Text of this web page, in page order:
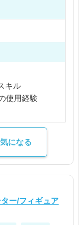
対応
途支給）
キル
使用経験
気になる
ー/フィギュア